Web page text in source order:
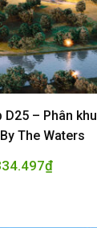
– Phân khu
The Waters
₫